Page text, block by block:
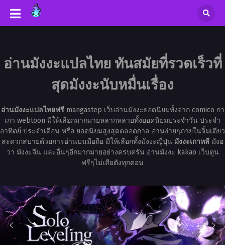
อ่านมังงะแปลไทย ทันสมัยที่รวดเร็วที่
สุดมังงะนับหมื่นเรื่อง
อ่านมังงะแปลไทยฟรีmangastep เว็บอ่านมังงะยอดนิยมทั้งจาก comico กา
เกา webtoon มีให้เลือกมากมายหลากหลายทั้งยอดนิยมประจำวัน ประจำ
อาทิตย์ ประจำเดือน หรือ ยอดนิยมสูงสุดตลอดกาล อ่านง่ายๆภายในจิ้มเดียว
สะดวกสบายด้วยการอ่านบนมือถือ มีให้เลือกทั้งมังงะญี่ปุ่น มังงะเกาหลีมังฮ
วา มังงะจีน และอื่นๆอีกมากมายอย่างครบครัน อ่านมังงะ kakao เว็บตูน
ฟรีๆไม่เสียตังทุกตอน